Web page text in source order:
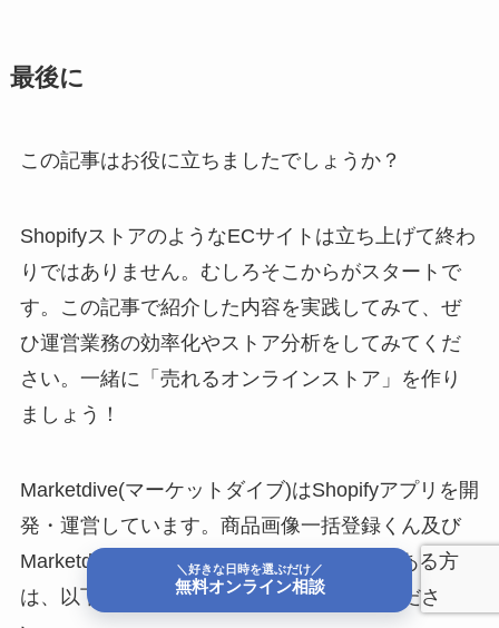
最後に
この記事はお役に立ちましたでしょうか？
ShopifyストアのようなECサイトは立ち上げて終わ
りではありません。むしろそこからがスタートで
す。この記事で紹介した内容を実践してみて、ぜ
ひ運営業務の効率化やストア分析をしてみてくだ
さい。一緒に「売れるオンラインストア」を作り
ましょう！
Marketdive(マーケットダイブ)はShopifyアプリを開
発・運営しています。商品画像一括登録くん及び
Marketdiveのサービスにご興味・ご質問がある方
は、以下お問合せ欄からお気軽にご連絡くださ
＼好きな日時を選ぶだけ／
無料オンライン相談